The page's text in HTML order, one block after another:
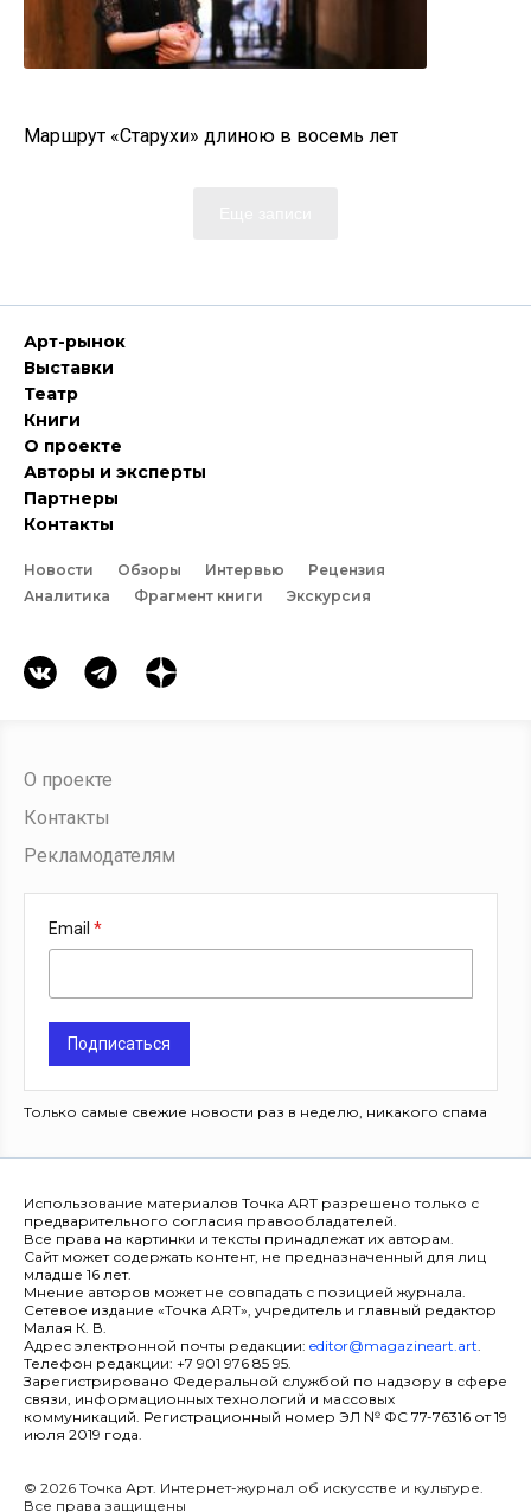
Маршрут «Старухи» длиною в восемь лет
Арт-рынок
Выставки
Театр
Книги
О проекте
Авторы и эксперты
Партнеры
Контакты
Новости Обзоры Интервью
Рецензия
Аналитика
Фрагмент книги Экскурсия
О проекте
Контакты
Рекламодателям
Email
Подписаться
Только самые свежие новости раз в неделю, никакого спама
Использование материалов Точка ART разрешено только с
предварительного согласия правообладателей.
Все права на картинки и тексты принадлежат их авторам.
Сайт может содержать контент, не предназначенный для лиц
младше 16 лет.
Мнение авторов может не совпадать с позицией журнала.
Сетевое издание «Точка ART», учредитель и главный редактор
Малая К. В.
Адрес электронной почты редакции: editor@magazineart.art.
Телефон редакции: +7 901 976 85 95.
Зарегистрировано Федеральной службой по надзору в сфере
связи, информационных технологий и массовых
коммуникаций. Регистрационный номер ЭЛ № ФС 77-76316 от 19
июля 2019 года.
© 2026 Точка Арт. Интернет-журнал об искусстве и культуре.
Все права защищены